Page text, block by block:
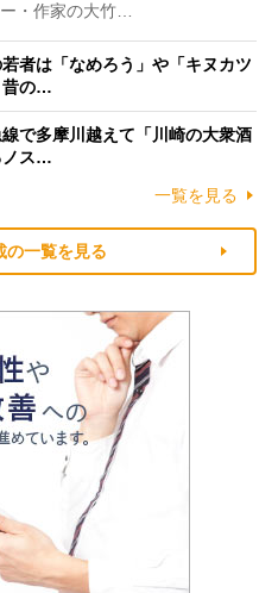
・作家の大竹…
者は「なめろう」や「キヌカツ
昔の…
で多摩川越えて「川崎の大衆酒
ノス…
一覧を見る
の一覧を見る